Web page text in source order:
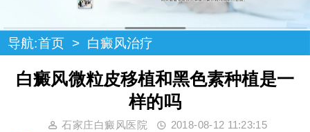
导航:首页 > 白癜风治疗
白癜风微粒皮移植和黑色素种植是一
样的吗
石家庄白癜风医院 2018-08-12 11:23:15